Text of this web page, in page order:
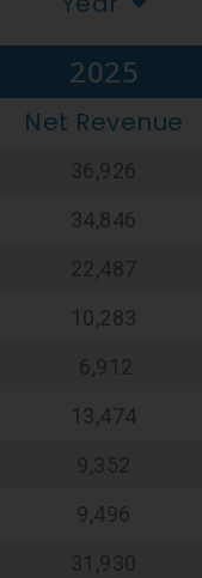
2025
Net Revenue
36,926
34,846
22,487
10,283
6,912
13,474
9,352
9,496
31,930